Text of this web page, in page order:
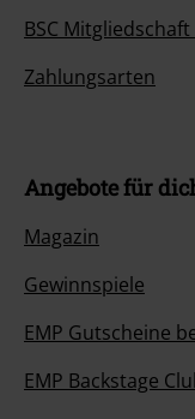
Angebote für dich